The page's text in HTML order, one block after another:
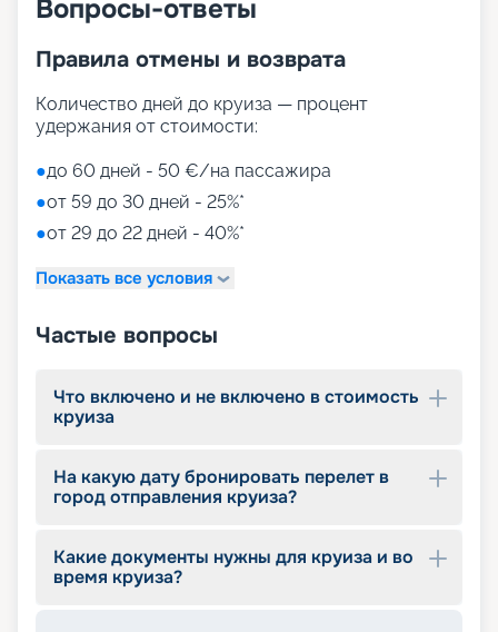
Вопросы-ответы
Правила отмены и возврата
Количество дней до круиза — процент
удержания от стоимости:
●до 60 дней - 50 €/на пассажира
●от 59 до 30 дней - 25%*
●от 29 до 22 дней - 40%*
Показать все условия
Частые вопросы
Что включено и не включено в стоимость
круиза
На какую дату бронировать перелет в
город отправления круиза?
Какие документы нужны для круиза и во
время круиза?